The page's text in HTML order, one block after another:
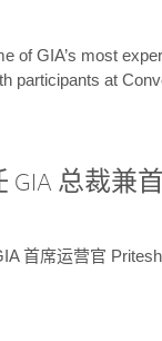
of GIA’s most
participants at
GIA 总裁兼
首席运营官